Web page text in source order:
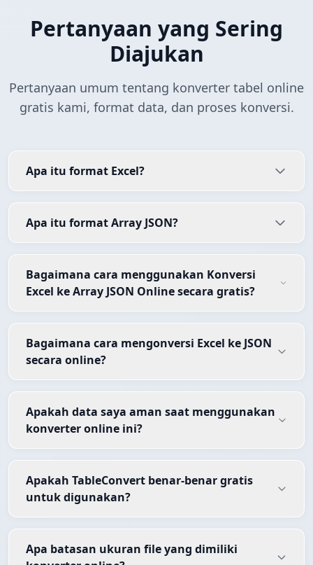
Pertanyaan yang Sering
Diajukan
Pertanyaan umum tentang konverter tabel online
gratis kami, format data, dan proses konversi.
Apa itu format Excel?
Apa itu format Array JSON?
Bagaimana cara menggunakan Konversi
Excel ke Array JSON Online secara gratis?
Bagaimana cara mengonversi Excel ke JSON
secara online?
Apakah data saya aman saat menggunakan
konverter online ini?
Apakah TableConvert benar-benar gratis
untuk digunakan?
Apa batasan ukuran file yang dimiliki